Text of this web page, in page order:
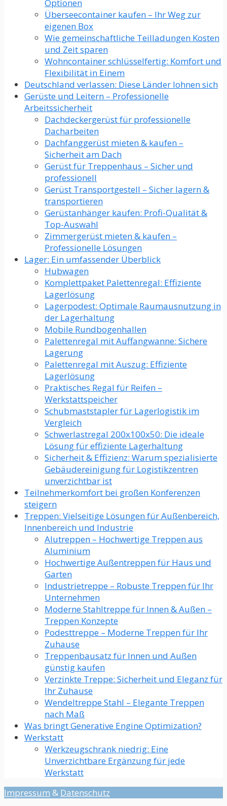
Optionen
Überseecontainer kaufen – Ihr Weg zur
eigenen Box
Wie gemeinschaftliche Teilladungen Kosten
und Zeit sparen
Wohncontainer schlüsselfertig: Komfort und
Flexibilität in Einem
Deutschland verlassen: Diese Länder lohnen sich
Gerüste und Leitern – Professionelle
Arbeitssicherheit
Dachdeckergerüst für professionelle
Dacharbeiten
Dachfanggerüst mieten & kaufen –
Sicherheit am Dach
Gerüst für Treppenhaus – Sicher und
professionell
Gerüst Transportgestell – Sicher lagern &
transportieren
Gerüstanhänger kaufen: Profi-Qualität &
Top-Auswahl
Zimmergerüst mieten & kaufen –
Professionelle Lösungen
Lager: Ein umfassender Überblick
Hubwagen
Komplettpaket Palettenregal: Effiziente
Lagerlösung
Lagerpodest: Optimale Raumausnutzung in
der Lagerhaltung
Mobile Rundbogenhallen
Palettenregal mit Auffangwanne: Sichere
Lagerung
Palettenregal mit Auszug: Effiziente
Lagerlösung
Praktisches Regal für Reifen –
Werkstattspeicher
Schubmaststapler für Lagerlogistik im
Vergleich
Schwerlastregal 200x100x50: Die ideale
Lösung für effiziente Lagerhaltung
Sicherheit & Effizienz: Warum spezialisierte
Gebäudereinigung für Logistikzentren
unverzichtbar ist
Teilnehmerkomfort bei großen Konferenzen
steigern
Treppen: Vielseitige Lösungen für Außenbereich,
Innenbereich und Industrie
Alutreppen – Hochwertige Treppen aus
Aluminium
Hochwertige Außentreppen für Haus und
Garten
Industrietreppe – Robuste Treppen für Ihr
Unternehmen
Moderne Stahltreppe für Innen & Außen –
Treppen Konzepte
Podesttreppe – Moderne Treppen für Ihr
Zuhause
Treppenbausatz für Innen und Außen
günstig kaufen
Verzinkte Treppe: Sicherheit und Eleganz für
Ihr Zuhause
Wendeltreppe Stahl – Elegante Treppen
nach Maß
Was bringt Generative Engine Optimization?
Werkstatt
Werkzeugschrank niedrig: Eine
Unverzichtbare Ergänzung für jede
Werkstatt​
Impressum & Datenschutz